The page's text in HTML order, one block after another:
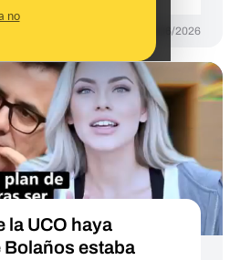
no
19/06/2026
la UCO haya
estaba